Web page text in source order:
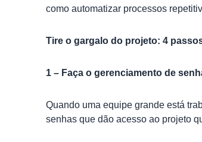
como automatizar processos
Tire o gargalo do projeto: 4
1 – Faça o gerenciamento de
Quando uma equipe grande está
senhas que dão acesso ao projeto